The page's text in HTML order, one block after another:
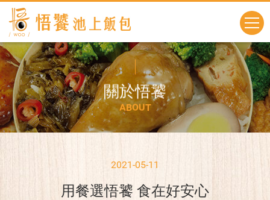
關於悟饕
ABOUT
2021-05-11
用餐選悟饕 食在好安心